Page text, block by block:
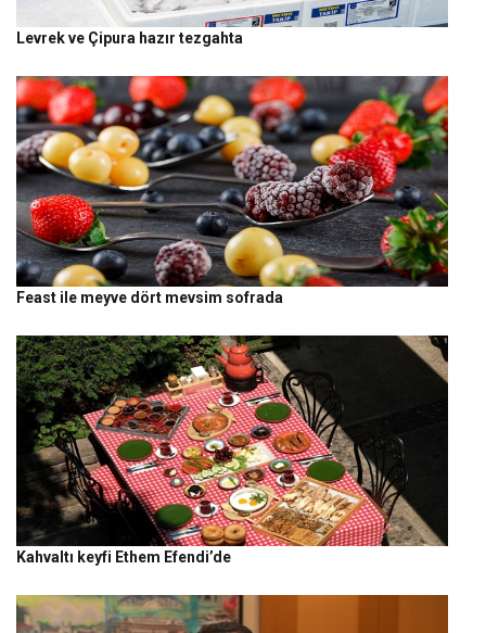
Levrek ve Çipura hazır tezgahta
Feast ile meyve dört mevsim sofrada
Kahvaltı keyfi Ethem Efendi’de